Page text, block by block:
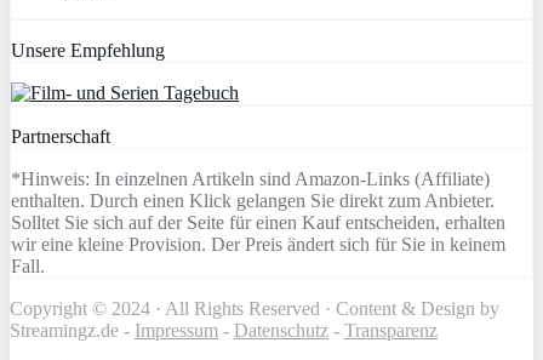
Unsere Empfehlung
Partnerschaft
*Hinweis: In einzelnen Artikeln sind Amazon-Links (Affiliate)
enthalten. Durch einen Klick gelangen Sie direkt zum Anbieter.
Solltet Sie sich auf der Seite für einen Kauf entscheiden, erhalten
wir eine kleine Provision. Der Preis ändert sich für Sie in keinem
Fall.
Copyright © 2024 · All Rights Reserved · Content & Design by
Streamingz.de - Impressum - Datenschutz - Transparenz